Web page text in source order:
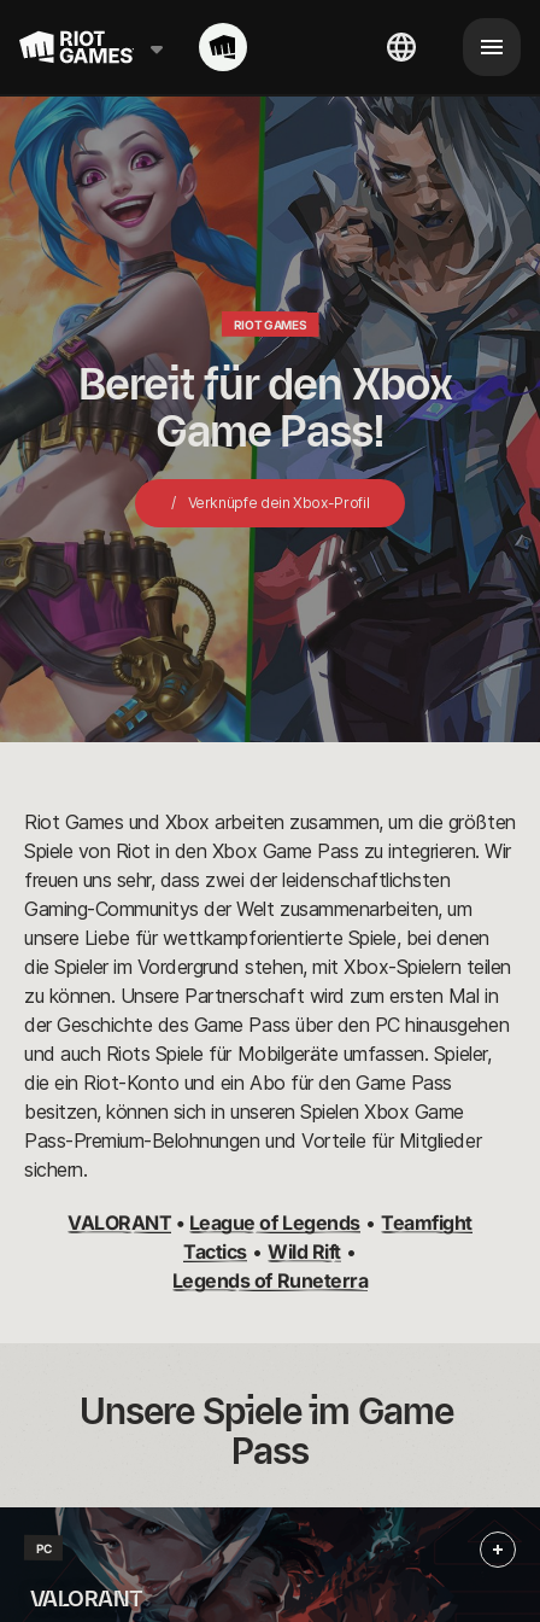
RIOT GAMES
Bereit für den Xbox
Game Pass!
Verknüpfe dein Xbox-Profil
Riot Games und Xbox arbeiten zusammen, um die größten
Spiele von Riot in den Xbox Game Pass zu integrieren. Wir
freuen uns sehr, dass zwei der leidenschaftlichsten
Gaming-Communitys der Welt zusammenarbeiten, um
unsere Liebe für wettkampforientierte Spiele, bei denen
die Spieler im Vordergrund stehen, mit Xbox-Spielern teilen
zu können. Unsere Partnerschaft wird zum ersten Mal in
der Geschichte des Game Pass über den PC hinausgehen
und auch Riots Spiele für Mobilgeräte umfassen. Spieler,
die ein Riot-Konto und ein Abo für den Game Pass
besitzen, können sich in unseren Spielen Xbox Game
Pass-Premium-Belohnungen und Vorteile für Mitglieder
sichern.
VALORANT • League of Legends•Teamfight
Tactics•Wild Rift•
Legends of Runeterra
Unsere Spiele im Game
Pass
Mehr
Informationen
PC
VALORANT